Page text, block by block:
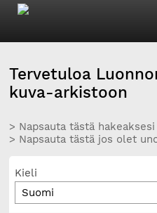
Tervetuloa
kuva-arkistoon
> Napsauta tästä
> Napsauta tästä jos olet
Kieli